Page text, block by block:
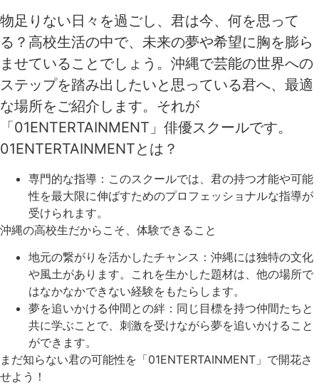
物足りない日々を過ごし、君は今、何を思って
る？高校生活の中で、未来の夢や希望に胸を膨ら
ませていることでしょう。沖縄で芸能の世界への
ステップを踏み出したいと思っている君へ、最適
な場所をご紹介します。それが
「01ENTERTAINMENT」俳優スクールです。
01ENTERTAINMENTとは？
専門的な指導：このスクールでは、君の持つ才能や可能
性を最大限に伸ばすためのプロフェッショナルな指導が
受けられます。
沖縄の高校生だからこそ、体験できること
地元の繋がりを活かしたチャンス：沖縄には独特の文化
や風土があります。これを生かした題材は、他の場所で
はなかなかできない経験をもたらします。
夢を追いかける仲間との絆：同じ目標を持つ仲間たちと
共に学ぶことで、刺激を受けながら夢を追いかけること
ができます。
まだ知らない君の可能性を「01ENTERTAINMENT」で開花さ
せよう！